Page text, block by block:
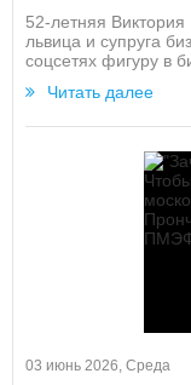
52-летняя
львица и супруга
соцсетях фигуру в
Читать далее
03 июнь 2026, Среда